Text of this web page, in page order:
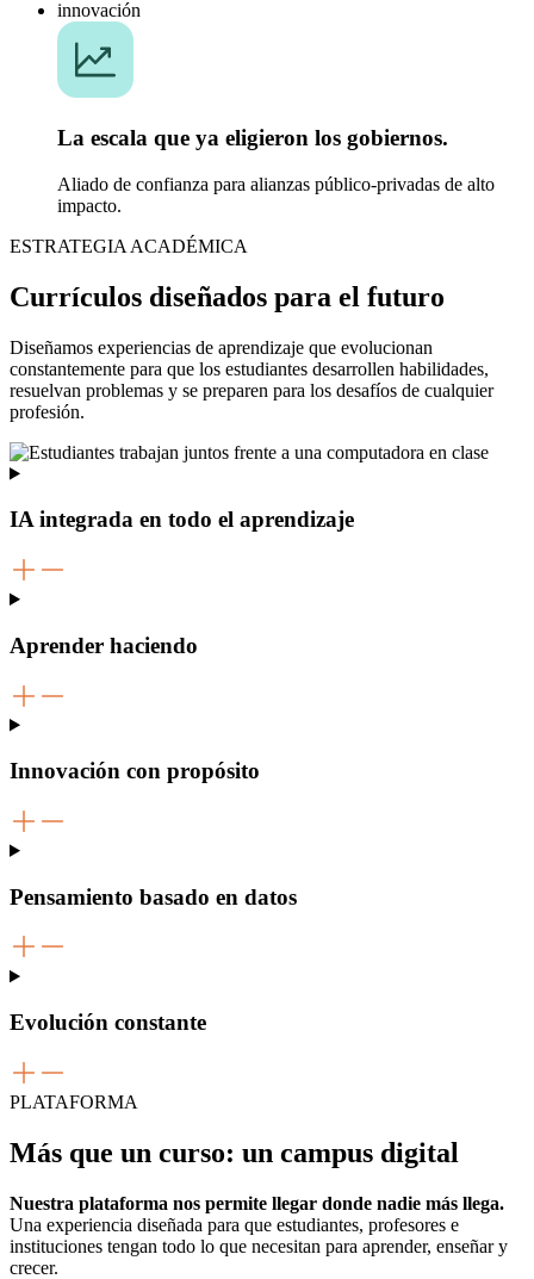
La escala que ya eligieron los gobiernos.
Aliado de confianza para alianzas público-privadas de alto
impacto.
ESTRATEGIA ACADÉMICA
Currículos diseñados para el futuro
Diseñamos experiencias de aprendizaje que evolucionan
constantemente para que los estudiantes desarrollen habilidades,
resuelvan problemas y se preparen para los desafíos de cualquier
profesión.
IA integrada en todo el aprendizaje
Aprender haciendo
Innovación con propósito
Pensamiento basado en datos
Evolución constante
PLATAFORMA
Más que un curso: un campus digital
Nuestra plataforma nos permite llegar donde nadie más llega.
Una experiencia diseñada para que estudiantes, profesores e
instituciones tengan todo lo que necesitan para aprender, enseñar y
crecer.